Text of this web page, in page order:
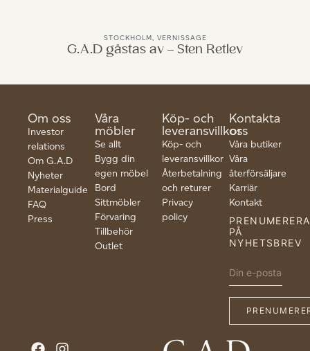
STOCKHOLM, VERNISSAGE
G.A.D gästas av – Sten Retlev
Om oss
Investor
relations
Om G.A.D
Nyheter
Materialguide
FAQ
Press
Våra
möbler
Se allt
Bygg din
egen möbel
Bord
Sittmöbler
Förvaring
Tillbehör
Outlet
Köp- och
leveransvillkor
Köp- och
leveransvillkor
Återbetalning
och returer
Privacy
policy
Kontakta
oss
Våra butiker
Våra
återförsäljare
Karriär
Kontakt
PRENUMERERA
PÅ
NYHETSBREV